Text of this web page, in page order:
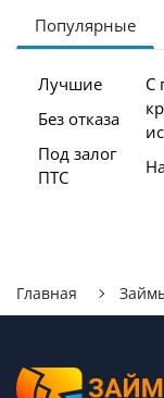
Популярные
Лучшие
Без отказа
Под залог
ПТС
С
Главная